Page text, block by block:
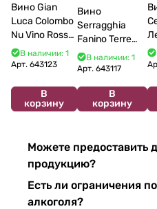
Вино Gian
Luca Colombo
Nu Vino Rosso
2025 750 мл
В наличии: 1
Арт. 643123
В
корзину
Вино
Serragghia
Fanino Terre
Siciliane IGP
2022 750 мл
В наличии: 1
Арт.643117
В
корзину
Можете предоставить
продукцию?
Есть ли ограничения
алкоголя?